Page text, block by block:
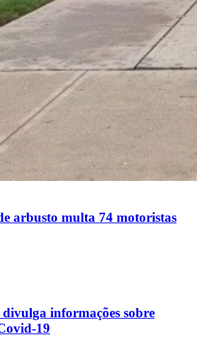
arbusto multa 74 motoristas
informações sobre
19